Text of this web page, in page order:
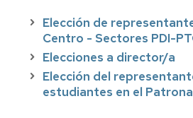
Elección de
Centro - Sectores PDI-
Elecciones a director/a
Elección del
estudiantes en el